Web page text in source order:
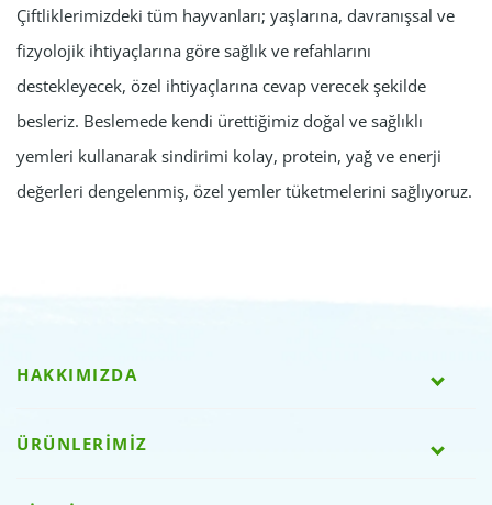
Çiftliklerimizdeki tüm hayvanları; yaşlarına, davranışsal ve
fizyolojik ihtiyaçlarına göre sağlık ve refahlarını
destekleyecek, özel ihtiyaçlarına cevap verecek şekilde
besleriz. Beslemede kendi ürettiğimiz doğal ve sağlıklı
yemleri kullanarak sindirimi kolay, protein, yağ ve enerji
değerleri dengelenmiş, özel yemler tüketmelerini sağlıyoruz.
HAKKIMIZDA
ÜRÜNLERİMİZ